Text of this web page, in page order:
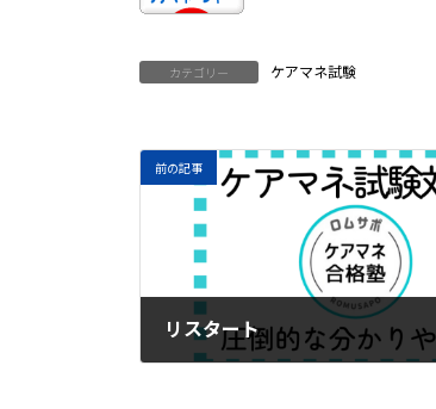
カテゴリー ケアマネ試験
前の記事
リスタート
2024年10月19日